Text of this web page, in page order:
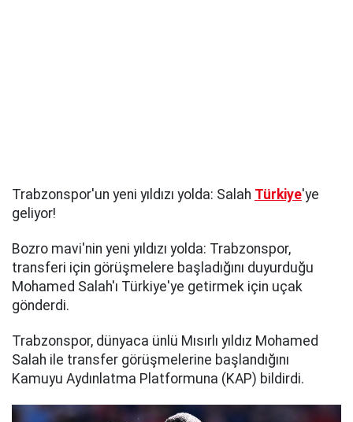
Trabzonspor'un yeni yıldızı yolda: Salah Türkiye'ye
geliyor!
Bozro mavi'nin yeni yıldızı yolda: Trabzonspor,
transferi için görüşmelere başladığını duyurduğu
Mohamed Salah'ı Türkiye'ye getirmek için uçak
gönderdi.
Trabzonspor, dünyaca ünlü Mısırlı yıldız Mohamed
Salah ile transfer görüşmelerine başlandığını
Kamuyu Aydınlatma Platformuna (KAP) bildirdi.